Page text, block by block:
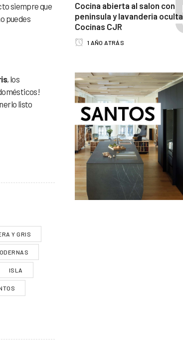
siempre que
puedes
, los
listo
Y GRIS
ISLA
Cocina abierta al salon con
peninsula y lavanderia oculta
Cocinas CJR
1 AÑO ATRÁS